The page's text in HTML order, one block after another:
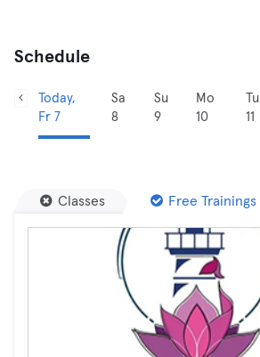
Schedule
Today,
Fr 7
Sa
8
Su
9
Mo
10
Tu
11
Classes Free Trainings